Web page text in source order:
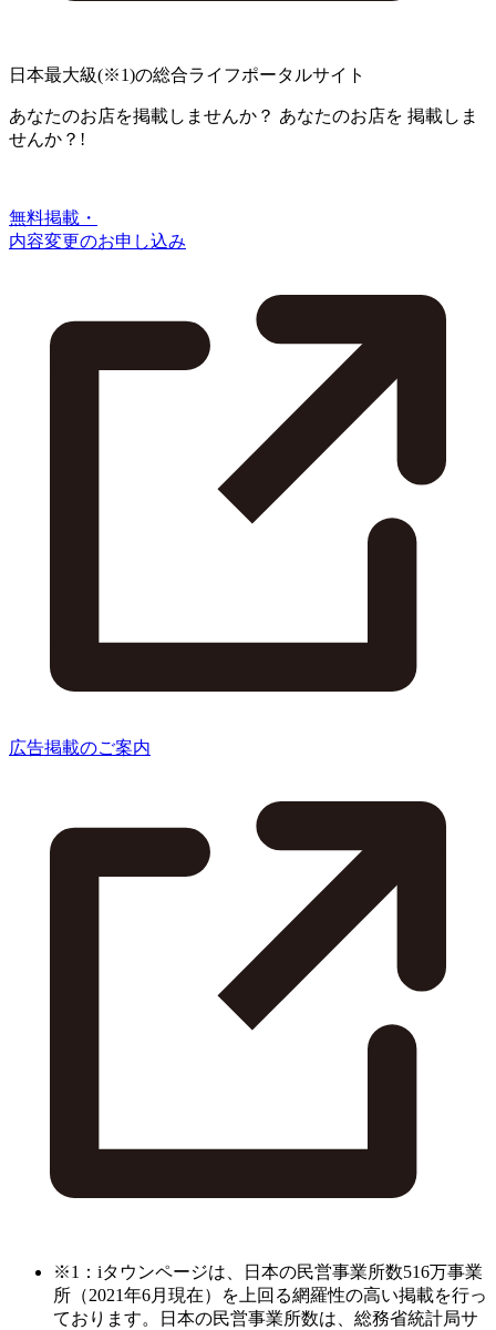
日本最大級(※1)の総合ライフポータルサイト
あなたのお店を掲載しませんか？ あなたのお店を 掲載しま
せんか？!
無料掲載・
内容変更のお申し込み
広告掲載のご案内
※1：iタウンページは、日本の民営事業所数516万事業
所（2021年6月現在）を上回る網羅性の高い掲載を行っ
ております。日本の民営事業所数は、総務省統計局サ